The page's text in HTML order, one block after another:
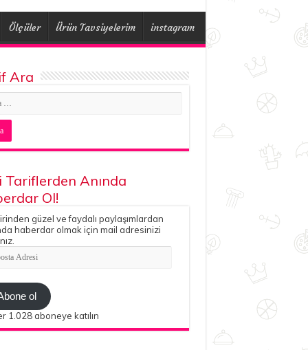
Ölçüler Ürün Tavsiyelerim instagram
Ara
Tariflerden Anında
Ol!
güzel ve faydalı paylaşımlardan
haberdar olmak için mail adresinizi
ol
1.028 aboneye katılın